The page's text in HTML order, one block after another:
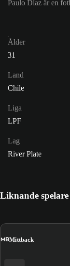
Paulo Díaz är en
Ålder
31
Land
Chile
Liga
LPF
Lag
River Plate
Liknande spelare
MBMittback